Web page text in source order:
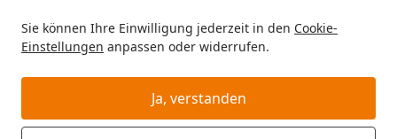
Sie können Ihre Einwilligung jederzeit in den Cookie-
Einstellungen anpassen oder widerrufen.
Ja, verstanden